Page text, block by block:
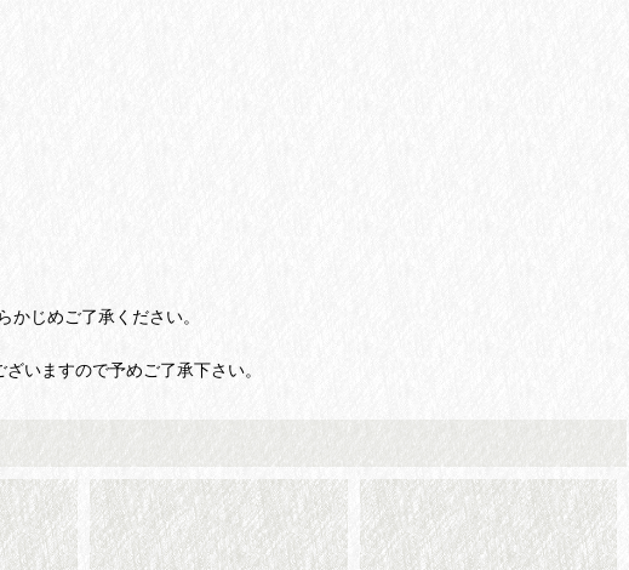
じめご了承ください。
いますので予めご了承下さい。